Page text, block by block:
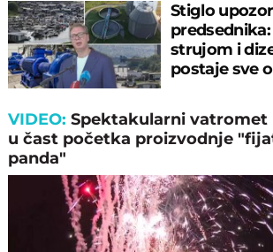
Stiglo
strujom i
postaje sve
VIDEO:Spektakularni vatromet
u čast početka proizvodnje
panda"